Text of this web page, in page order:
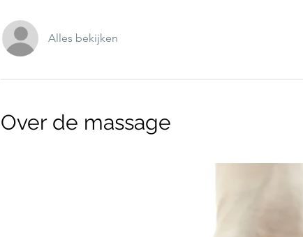
Alles bekijken
Over de massage